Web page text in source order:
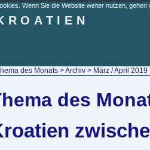
Wenn Sie die Website weiter nutzen,
des Monats >Archiv > März / April 2019
des